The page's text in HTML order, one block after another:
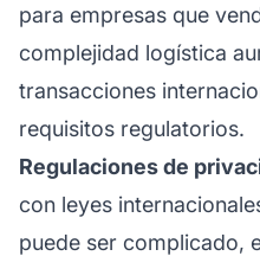
para empresas que
complejidad logística
transacciones
requisitos regulatorios.
Regulaciones de
con leyes
puede ser complicado,